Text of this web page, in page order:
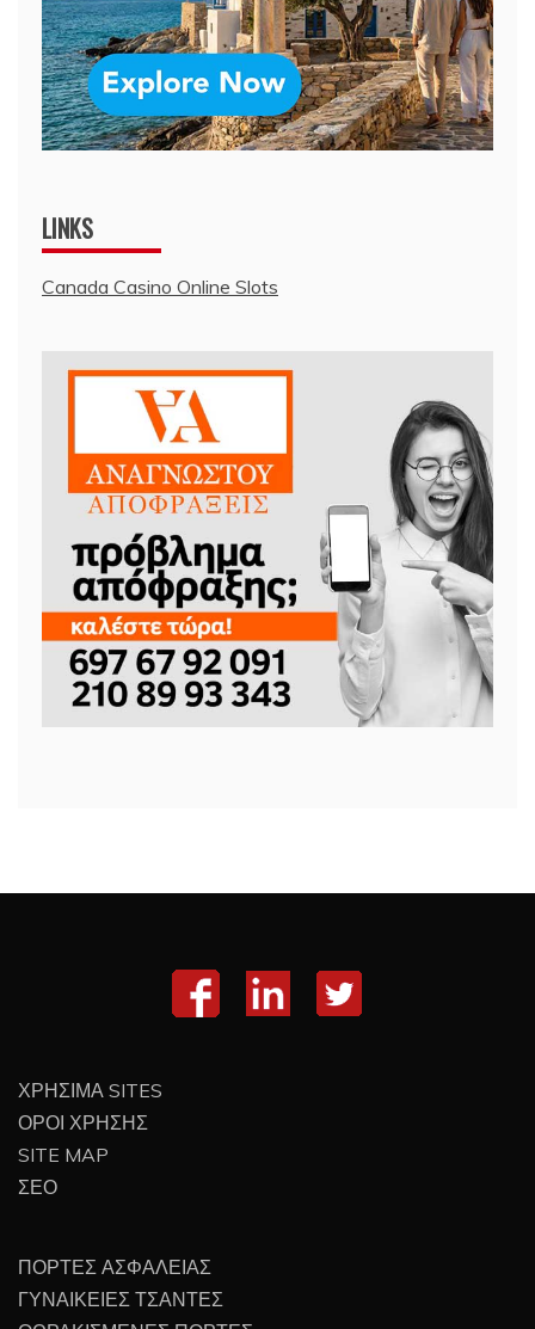
LINKS
Canada Casino Online Slots
ΧΡΗΣΙΜΑ SITES
ΟΡΟΙ ΧΡΗΣΗΣ
SITE MAP
ΣΕΟ
ΠΟΡΤΕΣ ΑΣΦΑΛΕΙΑΣ
ΓΥΝΑΙΚΕΙΕΣ ΤΣΑΝΤΕΣ